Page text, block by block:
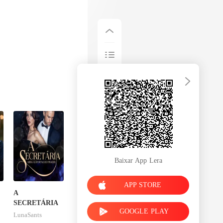
A
SECRETÁRIA
LunaSants
Baixar App Lera
APP STORE
GOOGLE PLAY